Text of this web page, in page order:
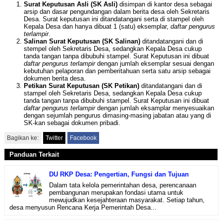
Surat Keputusan Asli (SK Asli)disimpan di kantor desa sebagai
arsip dan dasar pengundangan dalam berita desa oleh Sekretaris
Desa. Surat keputusan ini ditandatangani serta di stampel oleh
Kepala Desa dan hanya dibuat 1 (satu) eksemplar, daftar pengurus
terlampir.
Salinan Surat Keputusan (SK Salinan)ditandatangani dan di
stempel oleh Sekretaris Desa, sedangkan Kepala Desa cukup
tanda tangan tanpa dibubuhi stampel. Surat Keputusan ini dibuat
daftar pengurus terlampirdengan jumlah eksemplar sesuai dengan
kebutuhan pelaporan dan pemberitahuan serta satu arsip sebagai
dokumen berita desa.
Petikan Surat Keputusan (SK Petikan)ditandatangani dan di
stampel oleh Sekretaris Desa, sedangkan Kepala Desa cukup
tanda tangan tanpa dibubuhi stampel. Surat Keputusan ini dibuat
daftar pengurus terlampirdengan jumlah eksamplar menyesuaikan
dengan sejumlah pengurus dimasing-masing jabatan atau yang di
SK-kan sebagai dokumen pribadi.
Bagikan ke: Twitter Facebook
Panduan Terkait
DU RKP Desa: Pengertian, Fungsi dan Tujuan
Dalam tata kelola pemerintahan desa, perencanaan
pembangunan merupakan fondasi utama untuk
mewujudkan kesejahteraan masyarakat. Setiap tahun,
desa menyusun Rencana Kerja Pemerintah Desa...